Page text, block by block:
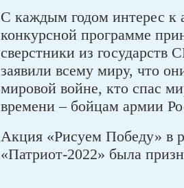
С каждым годом интерес к
конкурсной программе
сверстники из
заявили всему миру, что
мировой войне, кто спас
времени – бойцам армии
Акция «Рисуем Победу» в
«Патриот-2022» была